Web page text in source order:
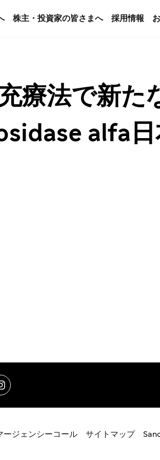
株主・投資家の皆さまへ 採用情報
療法で新た
alfa
ージェンシーコール サイトマップ